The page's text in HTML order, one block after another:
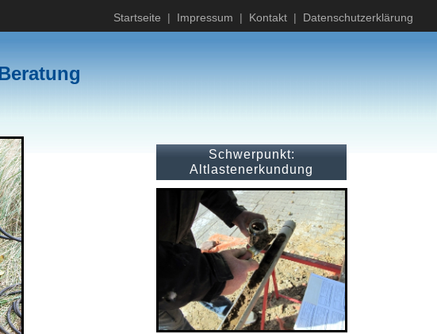
Startseite | Impressum | Kontakt | Datenschutzerklärung
Schwerpunkt:
Altlastenerkundung